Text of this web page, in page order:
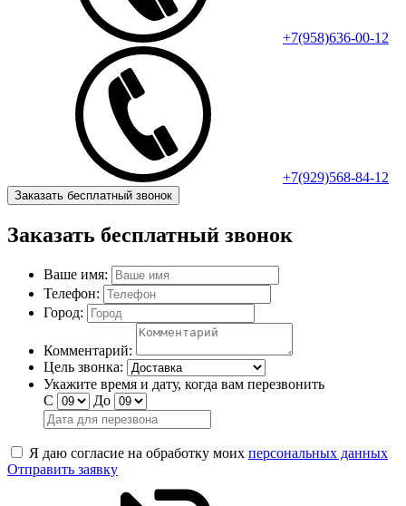
+7(958)636-00-12
+7(929)568-84-12
Заказать бесплатный звонок
Заказать бесплатный звонок
Ваше имя:
Телефон:
Город:
Комментарий:
Цель звонка:
Укажите время и дату, когда вам перезвонить
С
До
Я даю согласие на обработку моих персональных данных
Отправить заявку